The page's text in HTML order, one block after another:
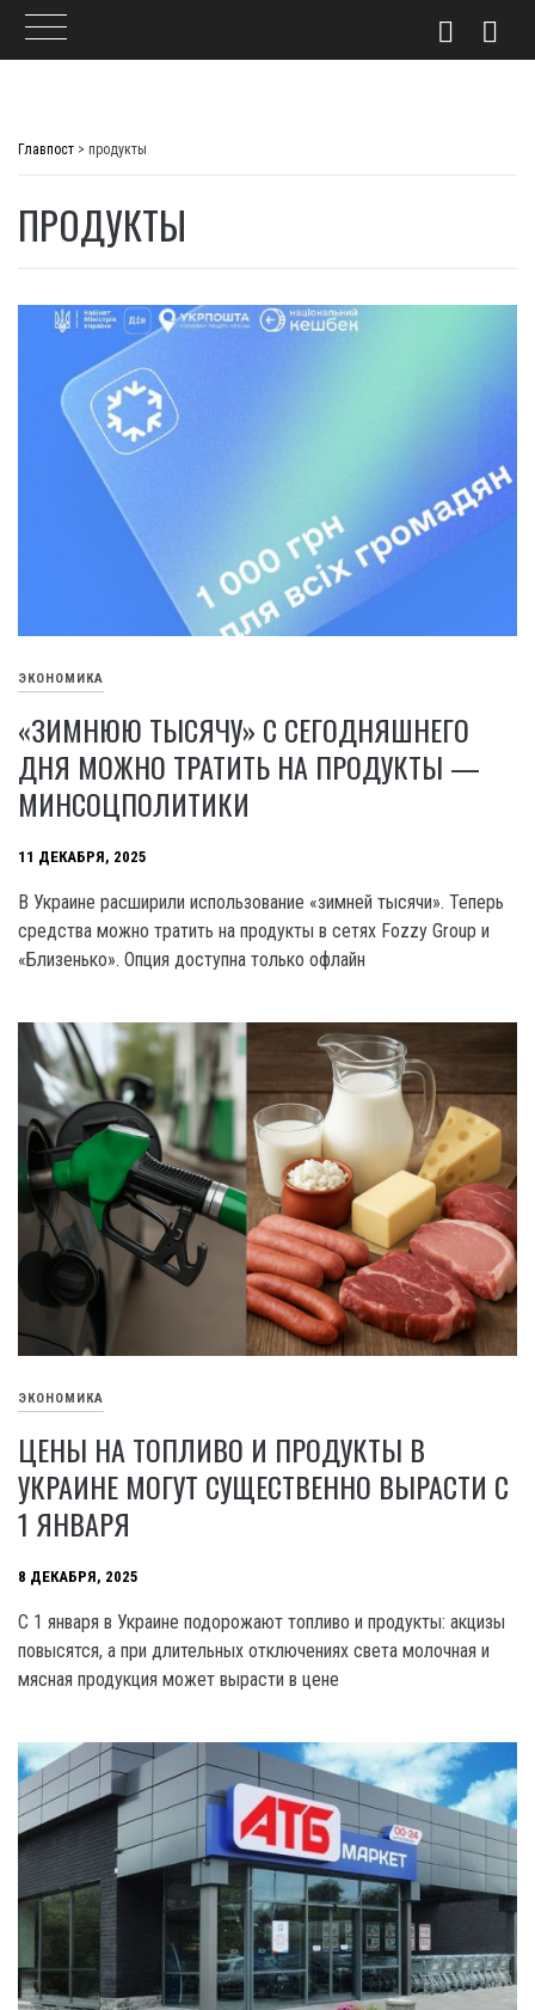
Главпост > продукты
ПРОДУКТЫ
ЭКОНОМИКА
«ЗИМНЮЮ ТЫСЯЧУ» С СЕГОДНЯШНЕГО
ДНЯ МОЖНО ТРАТИТЬ НА ПРОДУКТЫ —
МИНСОЦПОЛИТИКИ
11 ДЕКАБРЯ, 2025
В Украине расширили использование «зимней тысячи». Теперь
средства можно тратить на продукты в сетях Fozzy Group и
«Близенько». Опция доступна только офлайн
ЭКОНОМИКА
ЦЕНЫ НА ТОПЛИВО И ПРОДУКТЫ В
УКРАИНЕ МОГУТ СУЩЕСТВЕННО ВЫРАСТИ С
1 ЯНВАРЯ
8 ДЕКАБРЯ, 2025
С 1 января в Украине подорожают топливо и продукты: акцизы
повысятся, а при длительных отключениях света молочная и
мясная продукция может вырасти в цене